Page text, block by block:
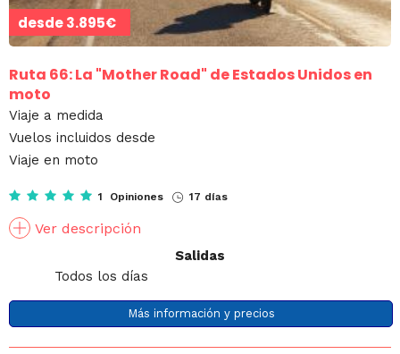
desde3.895€
Ruta 66: La "Mother Road" de Estados Unidos en
moto
Viaje a medida
Vuelos incluidos desde
Viaje en moto
1 Opiniones 17 días
Ver descripción
Salidas
Todos los días
Más información y precios